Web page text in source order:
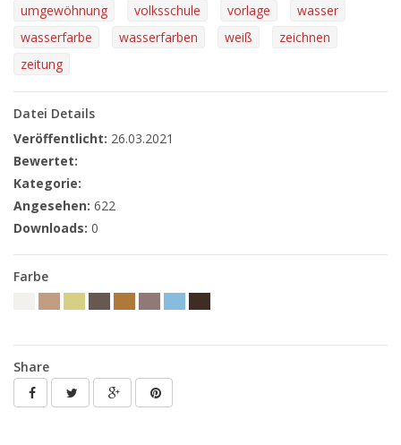
umgewöhnung
volksschule vorlage
wasser
wasserfarbe
wasserfarben weiß
zeichnen
zeitung
Datei Details
Veröffentlicht: 26.03.2021
Bewertet:
Kategorie:
Angesehen: 622
Downloads: 0
Farbe
Share